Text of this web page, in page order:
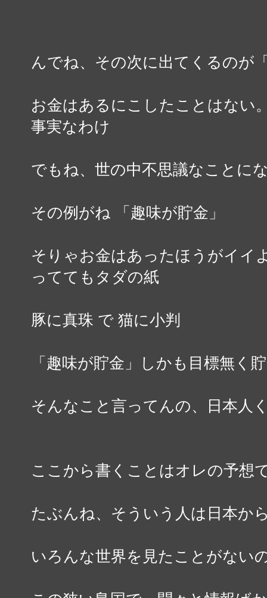
んでね、その次に出てくるのが
お金はあるにこしたことはない
事実なわけ
でもね、世の中不思議なことに
その例がね 「趣味が貯金」
そりゃお金はあったほうがイイ
っててもタダの紙
豚に真珠 で 猫に小判
「趣味が貯金」しかも目標無く
そんなこと言ってんの、日本人
ここから書くことはオレの予想
たぶんね、そういう人は日本か
いろんな世界を見たことがない